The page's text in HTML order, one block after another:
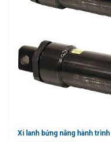
Xi lanh bửng nâng hành